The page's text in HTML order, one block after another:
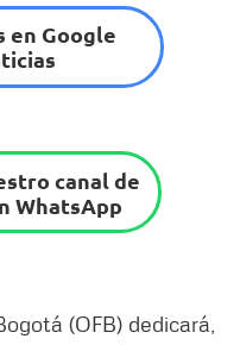
en Google
canal de
WhatsApp
(OFB) dedicará,